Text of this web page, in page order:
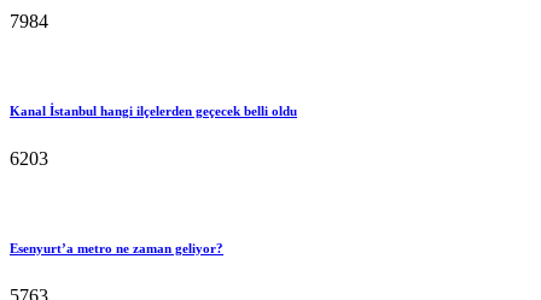
7984
Kanal İstanbul hangi ilçelerden geçecek belli oldu
6203
Esenyurt’a metro ne zaman geliyor?
5763